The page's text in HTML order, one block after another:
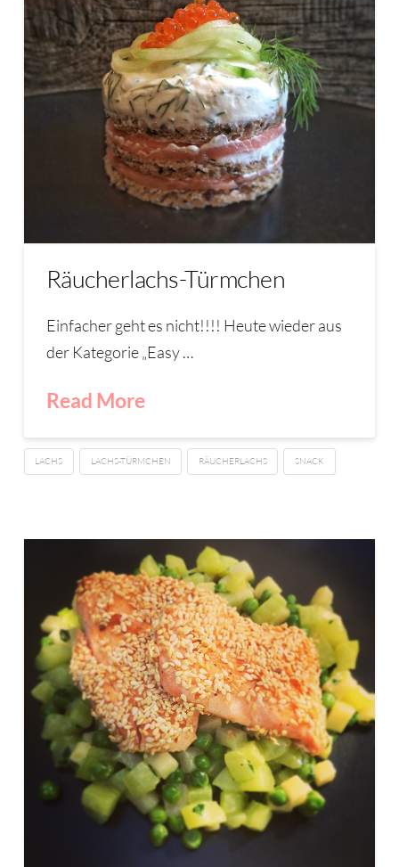
Räucherlachs-Türmchen
Einfacher geht es nicht!!!! Heute wieder aus
der Kategorie „Easy …
Read More
LACHS LACHS-TÜRMCHEN RÄUCHERLACHS SNACK